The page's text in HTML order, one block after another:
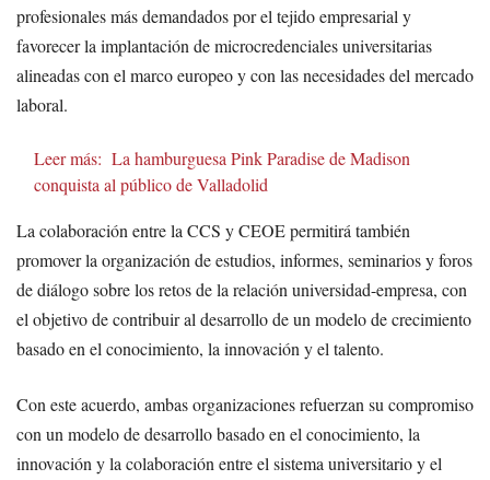
profesionales más demandados por el tejido empresarial y
favorecer la implantación de microcredenciales universitarias
alineadas con el marco europeo y con las necesidades del mercado
laboral.
Leer más: La hamburguesa Pink Paradise de Madison
conquista al público de Valladolid
La colaboración entre la CCS y CEOE permitirá también
promover la organización de estudios, informes, seminarios y foros
de diálogo sobre los retos de la relación universidad-empresa, con
el objetivo de contribuir al desarrollo de un modelo de crecimiento
basado en el conocimiento, la innovación y el talento.
Con este acuerdo, ambas organizaciones refuerzan su compromiso
con un modelo de desarrollo basado en el conocimiento, la
innovación y la colaboración entre el sistema universitario y el